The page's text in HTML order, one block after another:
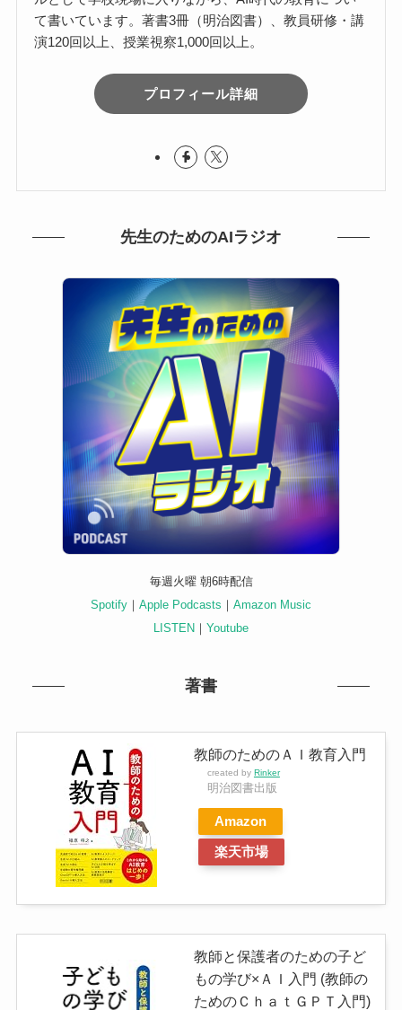
て書いています。著書3冊（明治図書）、教員研修・講
演120回以上、授業視察1,000回以上。
プロフィール詳細
先生のためのAIラジオ
毎週火曜 朝6時配信
Spotify ｜ Apple Podcasts ｜ Amazon Music
LISTEN ｜ Youtube
著書
教師のためのＡＩ教育入門
created by Rinker
明治図書出版
Amazon
楽天市場
教師と保護者のための子ど
もの学び×ＡＩ入門 (教師の
ためのＣｈａｔＧＰＴ入門)